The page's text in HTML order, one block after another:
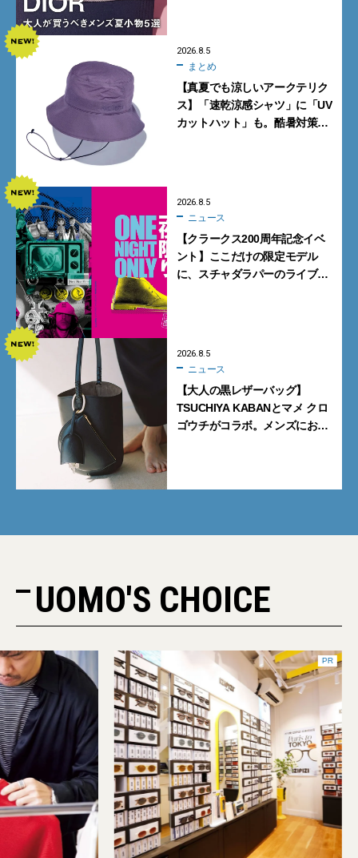
2026.8.5
まとめ
【真夏でも涼しいアークテリク
ス】「速乾涼感シャツ」に「UV
カットハット」も。酷暑対策に
2026.8.5
ニュース
【クラークス200周年記念イベ
ント】ここだけの限定モデル
に、スチャダラパーのライブ
2026.8.5
ニュース
【大人の黒レザーバッグ】
TSUCHIYA KABANとマメ クロ
ゴウチがコラボ。メンズにおす
UOMO'S CHOICE